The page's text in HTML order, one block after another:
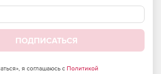
для Python.
приложений
в отрасли компиляторов С++ и
ПОДПИСАТЬСЯ
я соглашаюсь с Политикой